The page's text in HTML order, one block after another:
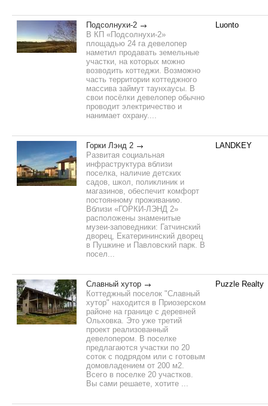
Подсолнухи-2
В КП «Подсолнухи-2»
площадью 24 га девелопер
наметил продавать земельные
участки, на которых можно
возводить коттеджи. Возможно
часть территории коттеджного
массива займут таунхаусы. В
свои посёлки девелопер обычно
проводит электричество и
нанимает охрану....
Luonto
Горки Лэнд 2
Развитая социальная
инфраструктура вблизи
поселка, наличие детских
садов, школ, поликлиник и
магазинов, обеспечит комфорт
постоянному проживанию.
Вблизи «ГОРКИ-ЛЭНД 2»
расположены знаменитые
музеи-заповедники: Гатчинский
дворец, Екатерининский дворец
в Пушкине и Павловский парк. В
посел...
LANDKEY
Славный хутор
Коттеджный поселок "Славный
хутор" находится в Приозерском
районе на границе с деревней
Ольховка. Это уже третий
проект реализованный
девелопером. В поселке
предлагаются участки по 20
соток с подрядом или с готовым
домовладением от 200 м2.
Всего в поселке 20 участков.
Вы сами решаете, хотите ...
Puzzle Realty